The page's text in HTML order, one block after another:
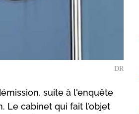
DR
suite à l'enquête
Le cabinet qui fait l’objet